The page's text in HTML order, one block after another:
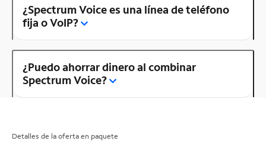
¿Spectrum Voice es una línea de teléfono
fija o VoIP?
¿Puedo ahorrar dinero al combinar
Spectrum Voice?
Detalles de la oferta en paquete